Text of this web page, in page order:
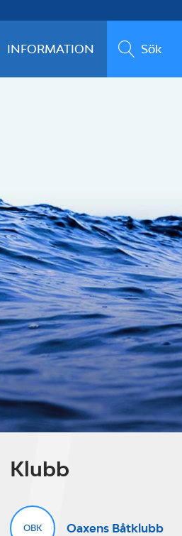
INFORMATION Sök
Klubb
OBK Oaxens Båtklubb